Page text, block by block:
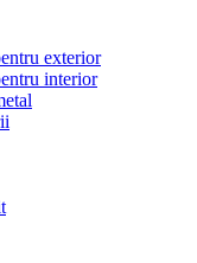
exterior
interior